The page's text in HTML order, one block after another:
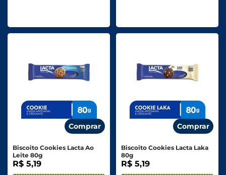
Comprar
Biscoito Cookies Lacta Ao
Leite 80g
R$ 5,19
Comprar
Biscoito Cookies Lacta Laka
80g
R$ 5,19